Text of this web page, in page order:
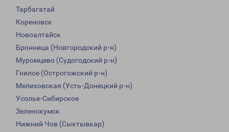
Тарбагатай
Кореновск
Новоалтайск
Бронница (Новгородский р-н)
Муромцево (Судогодский р-н)
Гнилое (Острогожский р-н)
Мелиховская (Усть-Донецкий р-н)
Усолье-Сибирское
Зеленокумск
Нижний Чов (Сыктывкар)